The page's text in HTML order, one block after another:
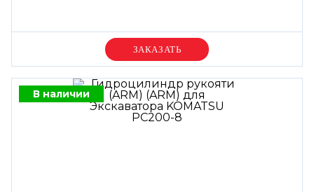
Уточняйте цену
В наличии